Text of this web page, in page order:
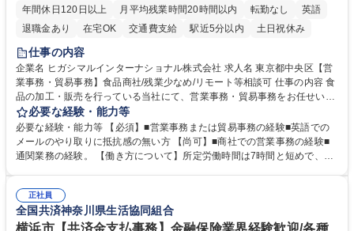
年間休日120日以上
月平均残業時間20時間以内 転勤なし
英語
退職金あり
在宅OK 交通費支給 駅近5分以内 土日祝休み
仕事の内容
企業名 ヒガシマルインターナショナル株式会社 求人名 東京都中央区【営
業事務・貿易事務】食品商社/残業少なめ/リモート等相談可 仕事の内容 食
品の加工・販売を行っている当社にて、営業事務・貿易事務をお任せいた
します。営業社員のサポートポジションとして、受発注から海外工場との
調整まで幅広く対応し、当社事業の根幹を支えていただきます。 ■受発注
業務、請求書発行 ■海外工場とのスケジュール調整 ■在庫管理 ■輸入書類
の確認・作成 ■配送手配 ■通関業者を通して行う輸出入業全般 ■倉庫との
ルプロデュースしているため、商品に関わる全ての業務をサポート頂きま
す。 募集職種 東京都中央区【営業事務・貿易事務】食品商社/残業少なめ/
リモート等相談可
必要な経験・能力等
必要な経験・能力等 【必須】■営業事務または貿易事務の経験■英語での
メールのやり取りに抵抗感の無い方 【尚可】■商社での営業事務の経験■
通関業務の経験。 【働き方について】所定労働時間は7時間と短めで、残
の強み】1991年の設立以来、外食産業を中心としたお客様の多様なニー
ズに沿った冷凍水産物等の生産・輸入・販売を一貫して手掛けています。
自社工場と海外拠点の強固な連携によるワンストップサービスが最大の強
正社員
全国共済神奈川県生活協同組合
横浜市【共済金支払事務】金融保険業界経験歓迎/各種